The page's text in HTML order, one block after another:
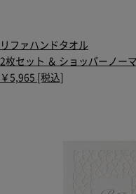
リファハンドタオル
2枚セット ＆ ショッパーノー
￥5,965 [税込]